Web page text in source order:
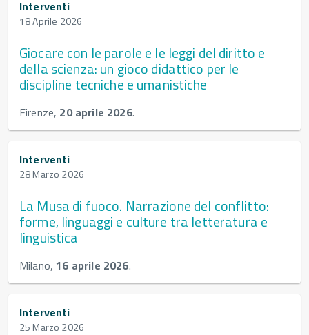
Interventi
18 Aprile 2026
Giocare con le parole e le leggi del diritto e
della scienza: un gioco didattico per le
discipline tecniche e umanistiche
Firenze, 20 aprile 2026.
Interventi
28 Marzo 2026
La Musa di fuoco. Narrazione del conflitto:
forme, linguaggi e culture tra letteratura e
linguistica
Milano, 16 aprile 2026.
Interventi
25 Marzo 2026